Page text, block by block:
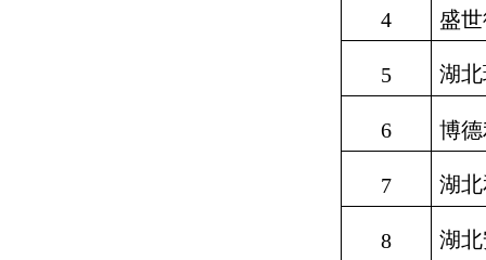
4 盛
5 湖
6 博
7 湖
8 湖